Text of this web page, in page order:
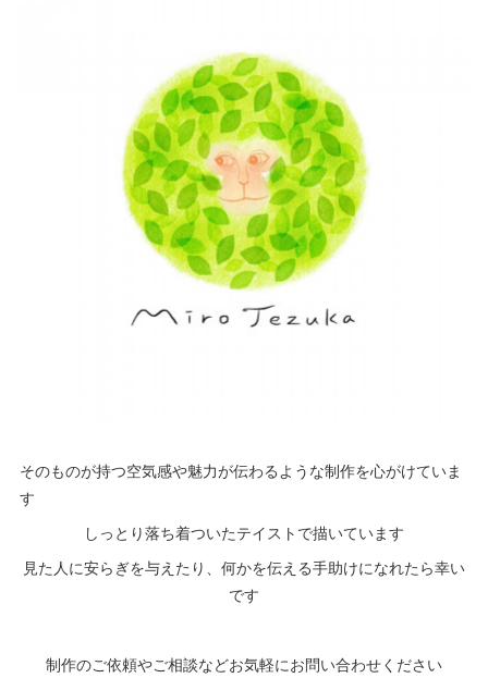
そのものが持つ空気感や魅力が伝わるような制作を心がけていま
す
しっとり落ち着ついたテイストで描いています
見た人に安らぎを与えたり、何かを伝える手助けになれたら幸い
です
制作のご依頼やご相談などお気軽にお問い合わせください